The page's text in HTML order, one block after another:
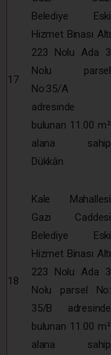
17
Belediye Eski
Hizmet Binası Altı
223 Nolu Ada 3
Nolu parsel
No:35/A
adresinde
bulunan 11.00 m²
alana sahip
Dükkân
18
Kale Mahallesi
Gazi Caddesi
Belediye Eski
Hizmet Binası Altı
223 Nolu Ada 3
Nolu parsel No:
35/B adresinde
bulunan 11.00 m²
alana sahip